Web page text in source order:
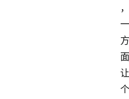
，
一
方
面
让
个